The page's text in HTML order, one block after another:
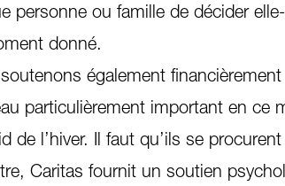
personne ou famille de décider
donné.
également
particulièrement important en ce
de l’hiver. Il faut qu’ils se
Caritas fournit un soutien